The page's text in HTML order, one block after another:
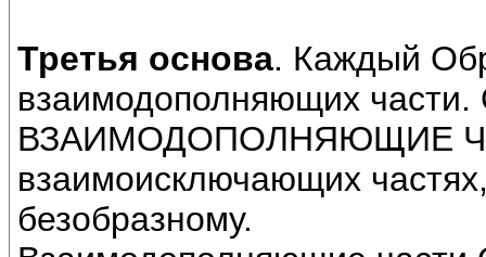
Третья основа. Каждый
взаимодополняющих
ВЗАИМОДОПОЛНЯЮЩИЕ
взаимоисключающих
безобразному.